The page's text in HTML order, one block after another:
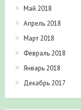
Май 2018
Апрель 2018
Март 2018
Февраль 2018
Январь 2018
Декабрь 2017